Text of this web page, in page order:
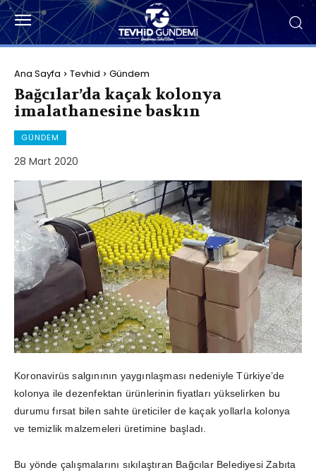
Ana Sayfa Tevhid Gündem
Bağcılar’da kaçak kolonya
imalathanesine baskın
GÜNDEM
28 Mart 2020
Koronavirüs salgınının yaygınlaşması nedeniyle Türkiye’de
kolonya ile dezenfektan ürünlerinin fiyatları yükselirken bu
durumu fırsat bilen sahte üreticiler de kaçak yollarla kolonya
ve temizlik malzemeleri üretimine başladı.
Bu yönde çalışmalarını sıkılaştıran Bağcılar Belediyesi Zabıta